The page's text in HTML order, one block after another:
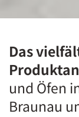
Das
und Öfen
Braunau